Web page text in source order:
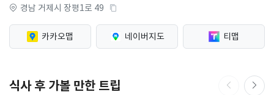
경남 거제시 장평1로 49
카카오맵 네이버지도 티맵
식사 후 가볼 만한 트립